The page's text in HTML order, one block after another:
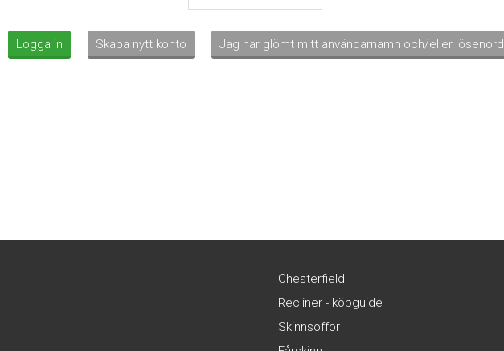
Logga in Skapa nytt konto Jag har glömt mitt användarnamn och/eller lösenord
Chesterfield
Recliner - köpguide
Skinnsoffor